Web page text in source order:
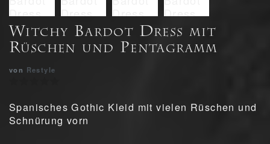
Witchy Bardot Dress mit
Rüschen und Pentagramm
von Restyle
Spanisches Gothic Kleid mit vielen Rüschen und
Schnürung vorn